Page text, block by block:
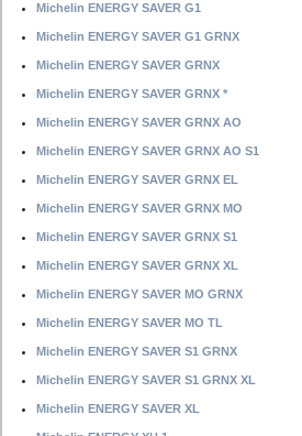
Michelin ENERGY SAVER G1
Michelin ENERGY SAVER G1 GRNX
Michelin ENERGY SAVER GRNX
Michelin ENERGY SAVER GRNX *
Michelin ENERGY SAVER GRNX AO
Michelin ENERGY SAVER GRNX AO S1
Michelin ENERGY SAVER GRNX EL
Michelin ENERGY SAVER GRNX MO
Michelin ENERGY SAVER GRNX S1
Michelin ENERGY SAVER GRNX XL
Michelin ENERGY SAVER MO GRNX
Michelin ENERGY SAVER MO TL
Michelin ENERGY SAVER S1 GRNX
Michelin ENERGY SAVER S1 GRNX XL
Michelin ENERGY SAVER XL